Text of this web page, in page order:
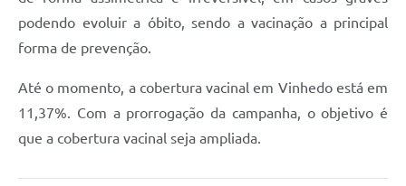
Serviços Online
podendo evoluir a óbito, sendo a vacinação a principal
forma de prevenção.
Até o momento, a cobertura vacinal em Vinhedo está em
11,37%. Com a prorrogação da campanha, o objetivo é
que a cobertura vacinal seja ampliada.